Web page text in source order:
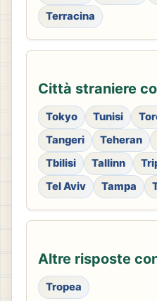
Terracina
Città straniere
Tokyo Tunisi
Tangeri
Teheran
Tbilisi
Tallinn
Tel Aviv
Tampa
Altre risposte
Tropea